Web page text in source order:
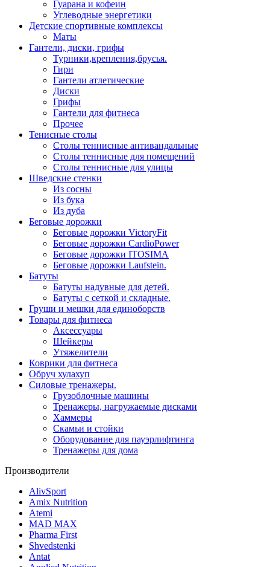
Гуарана и кофеин
Углеводные энергетики
Детские спортивные комплексы
Маты
Гантели, диски, грифы
Турники,крепления,брусья.
Гири
Гантели атлетические
Диски
Грифы
Гантели для фитнеса
Прочее
Тенисные столы
Столы теннисные антивандальные
Столы теннисные для помещений
Столы теннисные для улицы
Шведские стенки
Из сосны
Из бука
Из дуба
Беговые дорожки
Беговые дорожки VictoryFit
Беговые дорожки CardioPower
Беговые дорожки ITOSIMA
Беговые дорожки Laufstein.
Батуты
Батуты надувные для детей.
Батуты с сеткой и складные.
Груши и мешки для единоборств
Товары для фитнеса
Aксессуары
Шейкеры
Утяжелители
Коврики для фитнеса
Обруч хулахуп
Силовые тренажеры.
Грузоблочные машины
Тренажеры, нагружаемые дисками
Хаммеры
Скамьи и стойки
Оборудование для пауэрлифтинга
Тренажеры для дома
Производители
AlivSport
Amix Nutrition
Atemi
MAD MAX
Pharma First
Shvedstenki
Antat